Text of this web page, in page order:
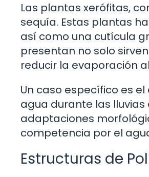
Las plantas xerófitas,
sequía. Estas plantas
así como una cutícula
presentan no solo
reducir la evaporación
Un caso específico es
agua durante las
adaptaciones
competencia por el
Estructuras de